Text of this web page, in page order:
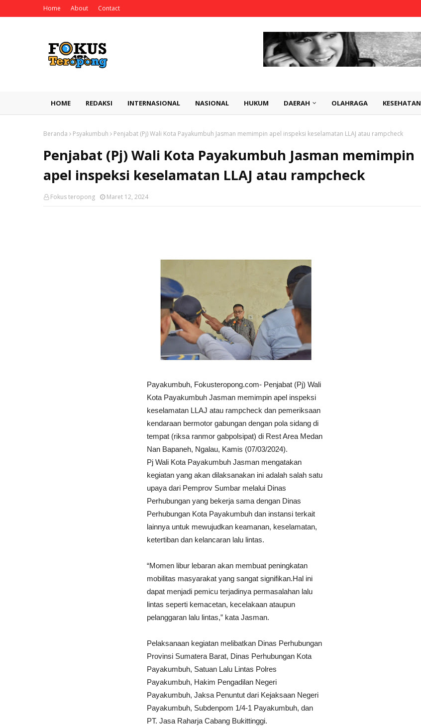
Home About Contact
HOME REDAKSI INTERNASIONAL NASIONAL HUKUM DAERAH OLAHRAGA KESEHATAN
Beranda Psyakumbuh Penjabat (Pj) Wali Kota Payakumbuh Jasman memimpin apel inspeksi keselamatan LLAJ atau rampcheck
Penjabat (Pj) Wali Kota Payakumbuh Jasman memimpin
apel inspeksi keselamatan LLAJ atau rampcheck
Fokus teropong Maret 12, 2024
Payakumbuh, Fokusteropong.com- Penjabat (Pj) Wali
Kota Payakumbuh Jasman memimpin apel inspeksi
keselamatan LLAJ atau rampcheck dan pemeriksaan
kendaraan bermotor gabungan dengan pola sidang di
tempat (riksa ranmor gabpolsipat) di Rest Area Medan
Nan Bapaneh, Ngalau, Kamis (07/03/2024).
Pj Wali Kota Payakumbuh Jasman mengatakan
kegiatan yang akan dilaksanakan ini adalah salah satu
upaya dari Pemprov Sumbar melalui Dinas
Perhubungan yang bekerja sama dengan Dinas
Perhubungan Kota Payakumbuh dan instansi terkait
lainnya untuk mewujudkan keamanan, keselamatan,
ketertiban dan kelancaran lalu lintas.
“Momen libur lebaran akan membuat peningkatan
mobilitas masyarakat yang sangat signifikan.Hal ini
dapat menjadi pemicu terjadinya permasalahan lalu
lintas seperti kemacetan, kecelakaan ataupun
pelanggaran lalu lintas,” kata Jasman.
Pelaksanaan kegiatan melibatkan Dinas Perhubungan
Provinsi Sumatera Barat, Dinas Perhubungan Kota
Payakumbuh, Satuan Lalu Lintas Polres
Payakumbuh, Hakim Pengadilan Negeri
Payakumbuh, Jaksa Penuntut dari Kejaksaan Negeri
Payakumbuh, Subdenpom 1/4-1 Payakumbuh, dan
PT. Jasa Raharja Cabang Bukittinggi.